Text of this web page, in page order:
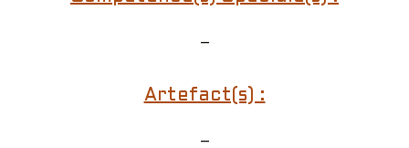
–
Artefact(s) :
–